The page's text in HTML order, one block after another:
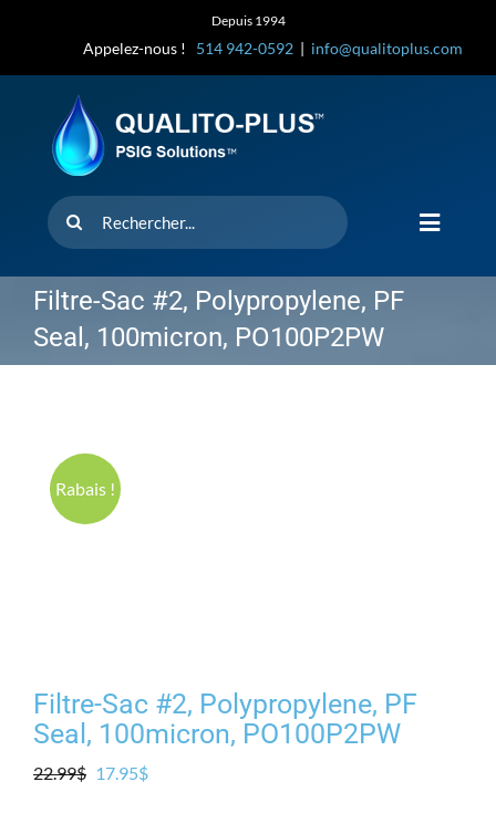
Depuis 1994
Appelez-nous ! 514 942-0592 | info@qualitoplus.com
Toggle
Rechercher
Filtre-Sac #2, Polypropylene, PF
Seal, 100micron, PO100P2PW
Rabais !
Filtre-Sac #2, Polypropylene, PF
Seal, 100micron, PO100P2PW
22.99$ Le
17.95$Le